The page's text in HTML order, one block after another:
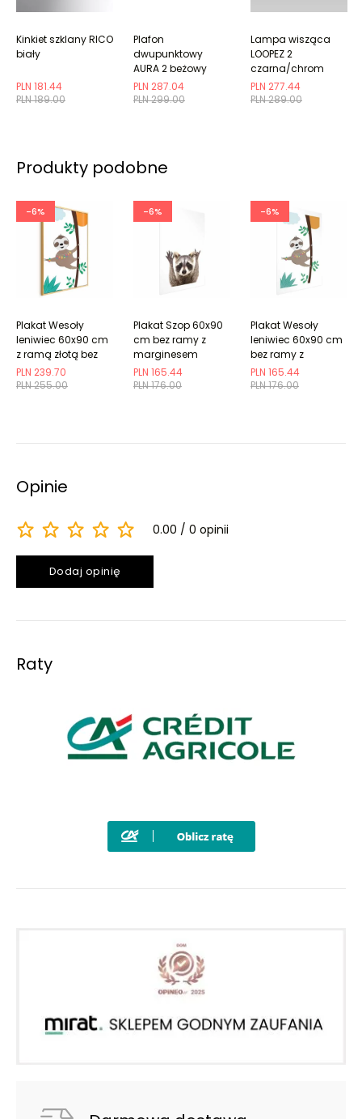
PLN 189.00
PLN 181.44
Kinkiet szklany RICO
biały
PLN 299.00
PLN 287.04
Plafon
dwupunktowy
AURA 2 beżowy
GU10 ryflowany
PLN 289.00
PLN 277.44
Lampa wisząca
LOOPEZ 2
czarna/chrom
Produkty podobne
-6%
PLN 255.00
PLN 239.70
Plakat Wesoły
leniwiec 60x90 cm
z ramą złotą bez
marginesu
-6%
PLN 176.00
PLN 165.44
Plakat Szop 60x90
cm bez ramy z
marginesem
-6%
PLN 176.00
PLN 165.44
Plakat Wesoły
leniwiec 60x90 cm
bez ramy z
marginesem
Opinie
0.00 0 opinii
Dodaj opinię
Raty